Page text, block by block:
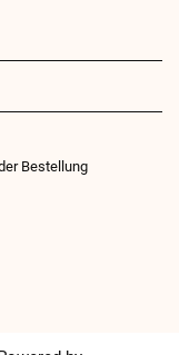
Bestellung